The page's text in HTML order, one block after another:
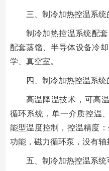
三、制冷加热控温系统
制冷加热控温系统配
配套蒸馏、半导体设备冷
学、真空室。
四、制冷加热控温系统
高温降温技术，可高
循环系统，单一介质控温
能型温度控制，控温精度
功能，磁力循环泵，没有轴
五、制冷加热控温系统